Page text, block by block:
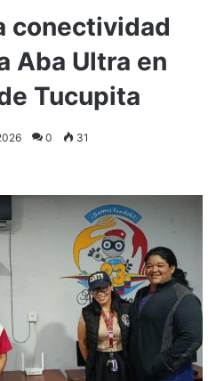
conectividad
Aba Ultra en
Tucupita
0 31